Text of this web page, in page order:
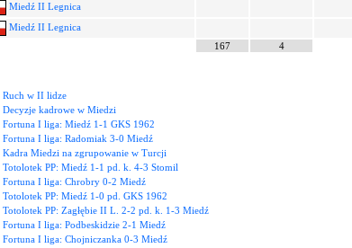
Miedź II Legnica
Miedź II Legnica
167 4
Ruch w II lidze
Decyzje kadrowe w Miedzi
Fortuna I liga: Miedź 1-1 GKS 1962
Fortuna I liga: Radomiak 3-0 Miedź
Kadra Miedzi na zgrupowanie w Turcji
Totolotek PP: Miedź 1-1 pd. k. 4-3 Stomil
Fortuna I liga: Chrobry 0-2 Miedź
Totolotek PP: Miedź 1-0 pd. GKS 1962
Totolotek PP: Zagłębie II L. 2-2 pd. k. 1-3 Miedź
Fortuna I liga: Podbeskidzie 2-1 Miedź
Fortuna I liga: Chojniczanka 0-3 Miedź